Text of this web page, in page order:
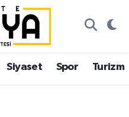
Siyaset Spor Turizm